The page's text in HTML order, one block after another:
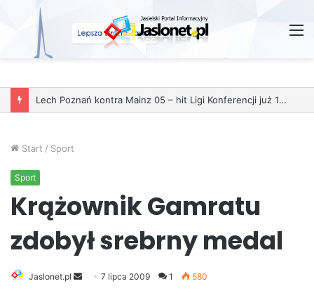
Lech Poznań kontra Mainz 05 – hit Ligi Konferencji już 11 grudnia
Start / Sport
Sport
Krążownik Gamratu
zdobył srebrny medal
Jaslonet.pl 7 lipca 2009 1 580